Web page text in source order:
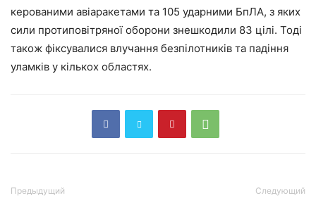
керованими авіаракетами та 105 ударними БпЛА, з яких
сили протиповітряної оборони знешкодили 83 цілі. Тоді
також фіксувалися влучання безпілотників та падіння
уламків у кількох областях.
Предыдущий Следующий